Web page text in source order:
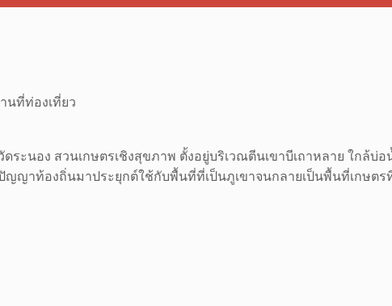
นที่ท่องเที่ยว
ระนอง สวนเกษตรเชิงสุขภาพ ตั้งอยู่บริเวณตีนเขาบีเถาหลาย ใกล้บ่
ญาท้องถิ่นมาประยุกต์ใช้กับพื้นที่ที่เป็นภูเขาจนกลายเป็นพื้นที่เกษต